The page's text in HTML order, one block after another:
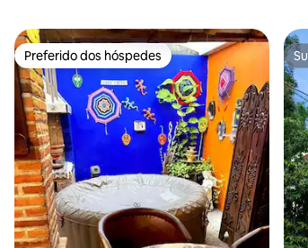
Preferido dos hóspedes
Preferido dos hóspedes